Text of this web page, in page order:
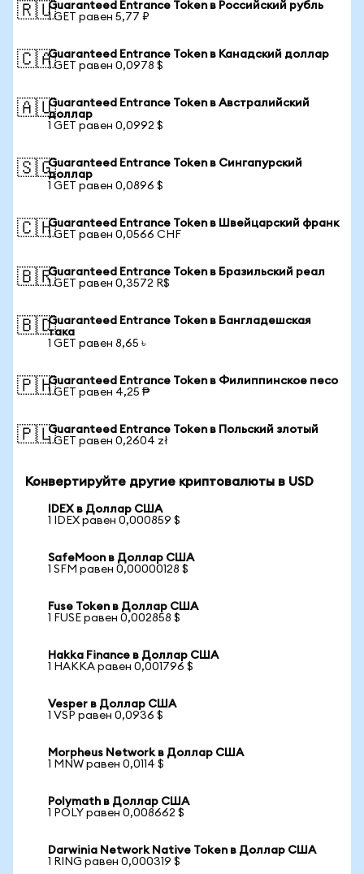
🇷🇺Guaranteed Entrance Token в Российский рубль
1 GET равен 5,77 ₽
🇨🇦Guaranteed Entrance Token в Канадский доллар
1 GET равен 0,0978 $
🇦🇺Guaranteed Entrance Token в Австралийский
доллар
1 GET равен 0,0992 $
🇸🇬Guaranteed Entrance Token в Сингапурский
доллар
1 GET равен 0,0896 $
🇨🇭Guaranteed Entrance Token в Швейцарский франк
1 GET равен 0,0566 CHF
🇧🇷Guaranteed Entrance Token в Бразильский реал
1 GET равен 0,3572 R$
🇧🇩Guaranteed Entrance Token в Бангладешская
така
1 GET равен 8,65 ৳
🇵🇭Guaranteed Entrance Token в Филиппинское песо
1 GET равен 4,25 ₱
🇵🇱Guaranteed Entrance Token в Польский злотый
1 GET равен 0,2604 zł
Конвертируйте другие криптовалюты в USD
IDEX в Доллар США
1 IDEX равен 0,000859 $
SafeMoon в Доллар США
1 SFM равен 0,00000128 $
Fuse Token в Доллар США
1 FUSE равен 0,002858 $
Hakka Finance в Доллар США
1 HAKKA равен 0,001796 $
Vesper в Доллар США
1 VSP равен 0,0936 $
Morpheus Network в Доллар США
1 MNW равен 0,0114 $
Polymath в Доллар США
1 POLY равен 0,008662 $
Darwinia Network Native Token в Доллар США
1 RING равен 0,000319 $